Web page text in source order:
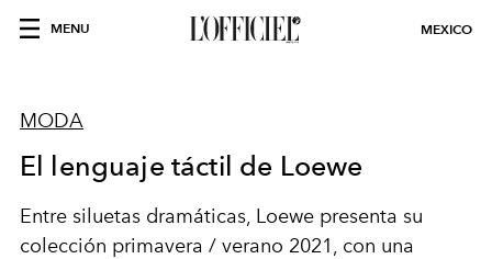
MENU MEXICO
MODA
El lenguaje táctil de Loewe
Entre siluetas dramáticas, Loewe presenta su
colección primavera / verano 2021, con una